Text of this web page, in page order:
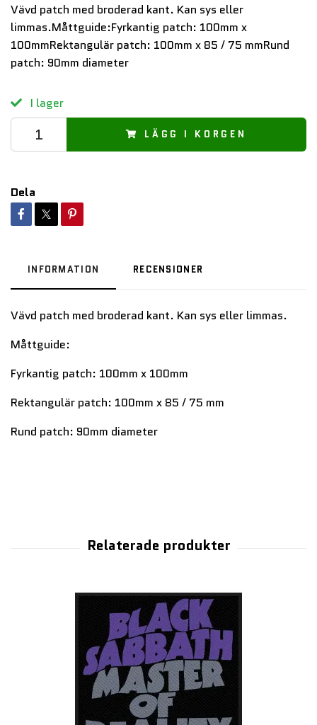
Vävd patch med broderad kant. Kan sys eller
limmas.Måttguide:Fyrkantig patch: 100mm x
100mmRektangulär patch: 100mm x 85 / 75 mmRund
patch: 90mm diameter
I lager
LÄGG I KORGEN
Dela
INFORMATION RECENSIONER
Vävd patch med broderad kant. Kan sys eller limmas.
Måttguide:
Fyrkantig patch: 100mm x 100mm
Rektangulär patch: 100mm x 85 / 75 mm
Rund patch: 90mm diameter